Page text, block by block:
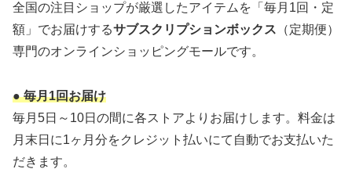
全国の注目ショップが厳選したアイテムを「毎月1回・定
額」でお届けするサブスクリプションボックス （定期便）
専門のオンラインショッピングモールです。
● 毎月1回お届け
毎月5日～10日の間に各ストアよりお届けします。料金は
月末日に1ヶ月分をクレジット払いにて自動でお支払いた
だきます。